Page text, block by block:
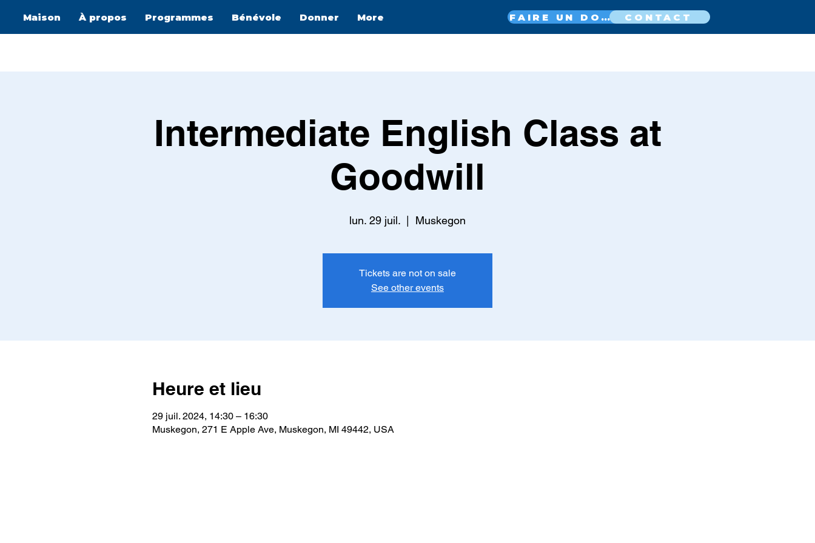
Maison À propos Programmes Bénévole Donner More FAIRE UN DON MAINTENANT CONTACT
Intermediate English Class at
Goodwill
lun. 29 juil. Muskegon
Tickets are not on sale
See other events
Heure et lieu
29 juil. 2024, 14:30 – 16:30
Muskegon, 271 E Apple Ave, Muskegon, MI 49442, USA